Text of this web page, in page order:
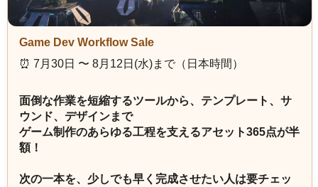
Game Dev Workflow Sale
⏰️ 7月30日 〜 8月12日(水)まで（日本時間）
面倒な作業を短縮するツールから、テンプレート、サ
ウンド、デザインまで
ゲーム制作のあらゆる工程を支えるアセット365点が半
額！
次の一本を、少しでも早く完成させたい人は要チェッ